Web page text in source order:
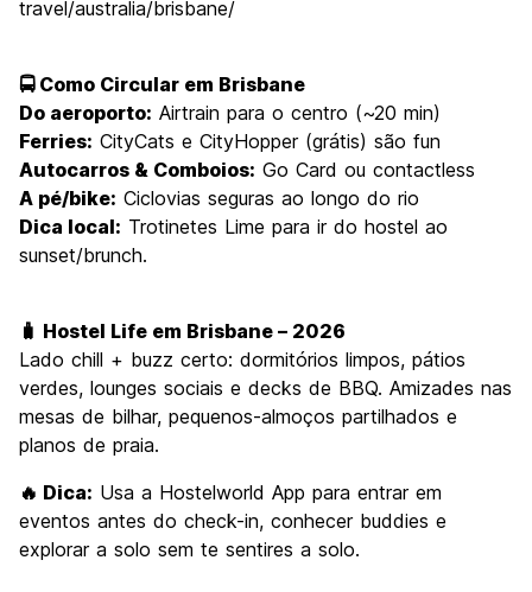
travel/australia/brisbane/
🚍 Como Circular em Brisbane
Do aeroporto: Airtrain para o centro (~20 min)
Ferries: CityCats e CityHopper (grátis) são fun
Autocarros & Comboios: Go Card ou contactless
A pé/bike: Ciclovias seguras ao longo do rio
Dica local: Trotinetes Lime para ir do hostel ao
sunset/brunch.
🧳 Hostel Life em Brisbane – 2026
Lado chill + buzz certo: dormitórios limpos, pátios
verdes, lounges sociais e decks de BBQ. Amizades nas
mesas de bilhar, pequenos-almoços partilhados e
planos de praia.
🔥 Dica: Usa a Hostelworld App para entrar em
eventos antes do check-in, conhecer buddies e
explorar a solo sem te sentires a solo.